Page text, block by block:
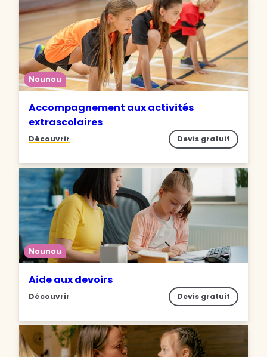
Nounou
Accompagnement aux activités
extrascolaires
Découvrir Devis gratuit
Nounou
Aide aux devoirs
Découvrir Devis gratuit